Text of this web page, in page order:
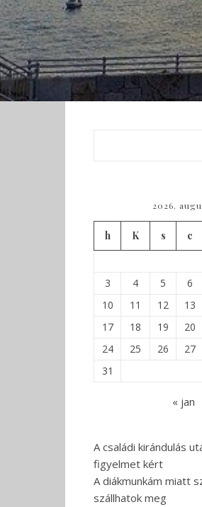
2026.
h K s c
3
4 5 6
10
11 12 13
17
18 19 20
24
25 26 27
31
« jan
A családi kirándulás
figyelmet kért
A diákmunkám miatt
szállhatok meg